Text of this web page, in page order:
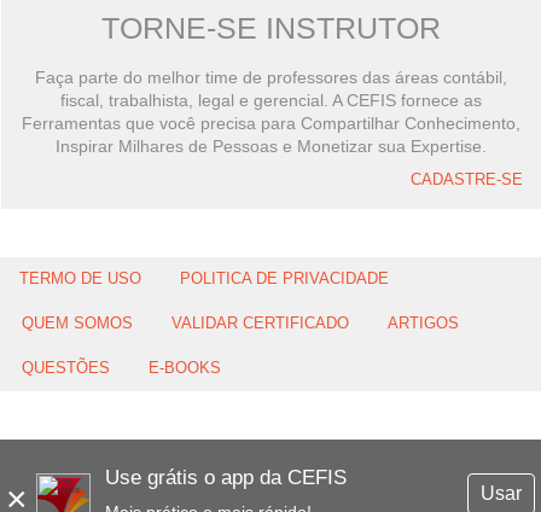
×
Use grátis o app da CEFIS
Usar
TORNE-SE INSTRUTOR
Faça parte do melhor time de professores das áreas contábil,
fiscal, trabalhista, legal e gerencial. A CEFIS fornece as
Ferramentas que você precisa para Compartilhar Conhecimento,
Inspirar Milhares de Pessoas e Monetizar sua Expertise.
CADASTRE-SE
TERMO DE USO POLITICA DE PRIVACIDADE
QUEM SOMOS VALIDAR CERTIFICADO ARTIGOS
QUESTÕES E-BOOKS